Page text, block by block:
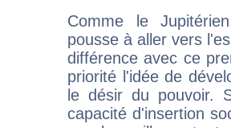
Comme le
pousse à aller vers
différence avec ce
priorité l'idée de
le désir du pouvoir.
capacité d'insertion